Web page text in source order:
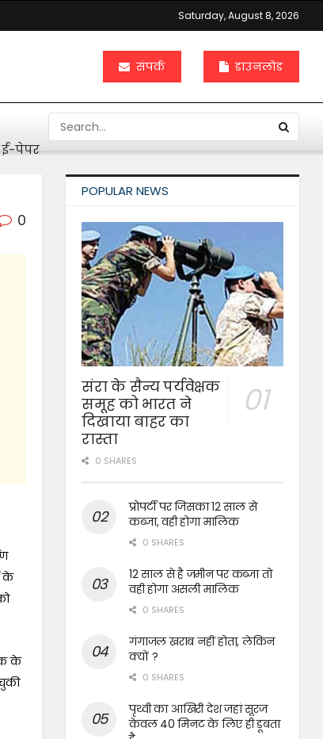
Saturday, August 8, 2026
संपर्क डाउनलोड
ई-पेपर
0
के
के
POPULAR NEWS
संरा के सैन्य पर्यवेक्षक
समूह को भारत ने
दिखाया बाहर का
रास्ता
0 SHARES
प्रोपर्टी पर जिसका 12 साल से
कब्जा, वही होगा मालिक
0 SHARES
12 साल से है जमीन पर कब्जा तो
वही होगा असली मालिक
0 SHARES
गंगाजल खराब नहीं होता, लेकिन
क्यों ?
0 SHARES
पृथ्वी का आखिरी देश जहां सूरज
केवल 40 मिनट के लिए ही डूबता